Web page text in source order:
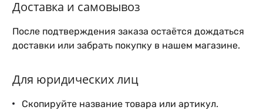
Доставка и самовывоз
После подтверждения заказа остаётся дождаться
доставки или забрать покупку в нашем магазине.
Для юридических лиц
Скопируйте название товара или артикул.